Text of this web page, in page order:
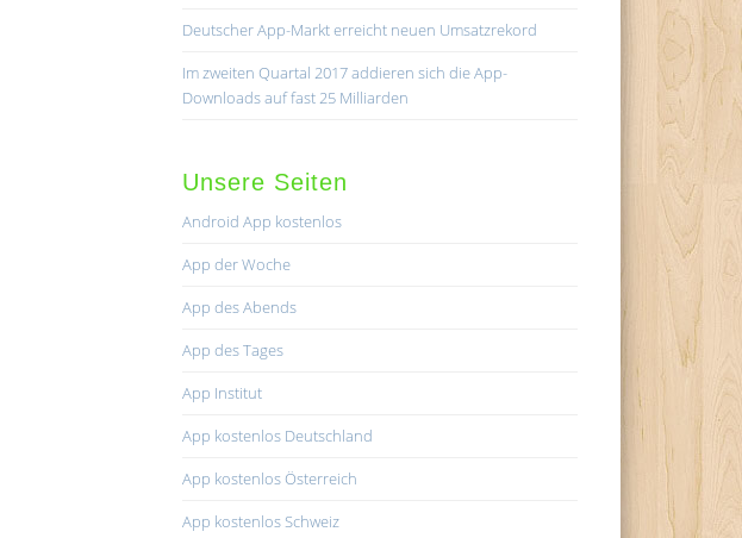
Deutscher App-Markt erreicht neuen Umsatzrekord
Im zweiten Quartal 2017 addieren sich die App-
Downloads auf fast 25 Milliarden
Unsere Seiten
Android App kostenlos
App der Woche
App des Abends
App des Tages
App Institut
App kostenlos Deutschland
App kostenlos Österreich
App kostenlos Schweiz